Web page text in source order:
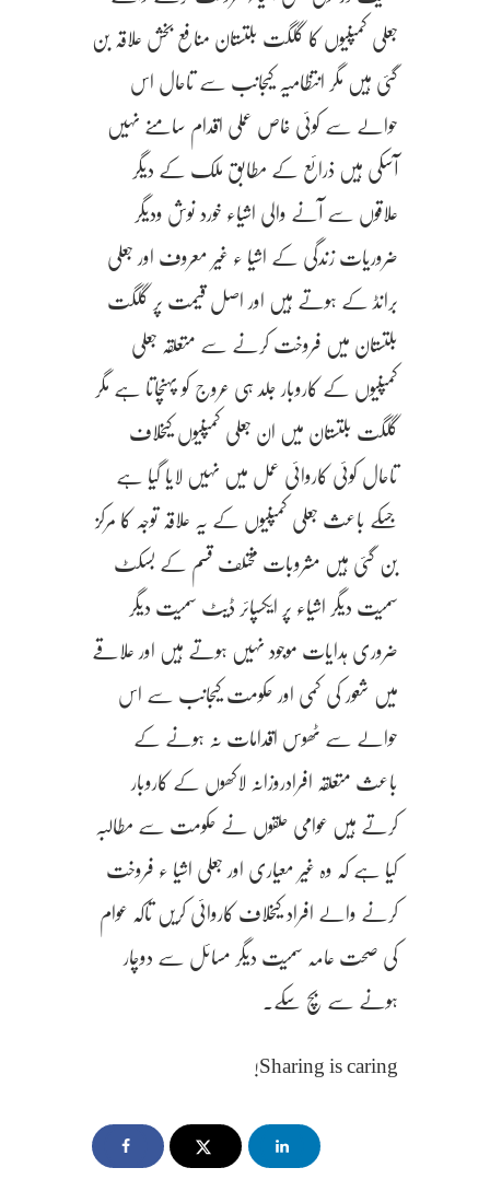
جعلی کمپنیوں کا گلگت بلتستان منافع بخش علاقہ بن
گئی ہیں مگر انتظامیہ کیجانب سے تاحال اس
حوالے سے کوئی خاص عملی اقدام سامنے نہیں
آسکی ہیں ذرائع کے مطابق ملک کے دیگر
علاقوں سے آنے والی اشیاء خورد نوش ودیگر
ضروریات زندگی کے اشیا ء غیر معروف اور جعلی
برانڈ کے ہوتے ہیں اور اصل قیمت پر گلگت
بلتستان میں فروخت کرنے سے متعلقہ جعلی
کمپنیوں کے کاروبار جلد ہی عروج کو پہنچاتا ہے مگر
گلگت بلتستان میں ان جعلی کمپنیوں کیخلاف
تاحال کوئی کاروائی عمل میں نہیں لایا گیا ہے
جسکے باعث جعلی کمپنیوں کے یہ علاقہ توجہ کا مرکز
بن گئی ہیں مشروبات مختلف قسم کے بسکٹ
سمیت دیگر اشیاء پر ایکسپائر ڈیٹ سمیت دیگر
ضروری ہدایات موجود نہیں ہوتے ہیں اور علاقے
میں شعور کی کمی اور حکومت کیجانب سے اس
حوالے سے ٹھوس اقدامات نہ ہونے کے
باعث متعلقہ افرادروزانہ لاکھوں کے کاروبار
کرتے ہیں عوامی حلقوں نے حکومت سے مطالبہ
کیا ہے کہ وہ غیر معیاری اور جعلی اشیا ء فروخت
کرنے والے افراد کیخلاف کاروائی کریں تاکہ عوام
کی صحت عامہ سمیت دیگر مسائل سے دوچار
ہونے سے بچ سکے۔
Sharing is caring!